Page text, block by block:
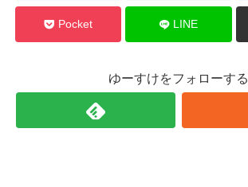
Pocket LINE
ゆーすけをフォローする